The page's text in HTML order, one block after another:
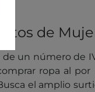
de
un número de
ropa al por
el amplio